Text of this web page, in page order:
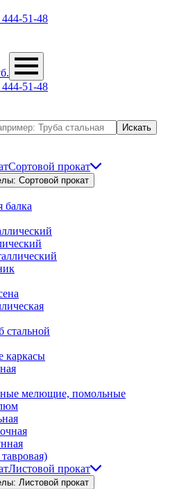
51-48
51-48
Искать
Сортовой прокат
Сортовой прокат
балка
стальной
каркасы
мелющие, помольные
Листовой прокат
Листовой прокат